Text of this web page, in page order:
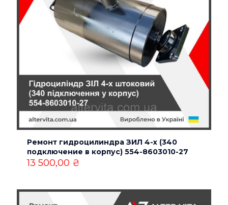
1 из 5
звёзд
2 из 5
звёзд
3 из 5
звёзд
4 из 5
звёзд
Имя*
Email*
браузере для последующих моих комментариев.
Ремонт гидроцилиндра ЗИЛ 4-х (340
подключение в корпус) 554-8603010-27
13 500,00 ₴